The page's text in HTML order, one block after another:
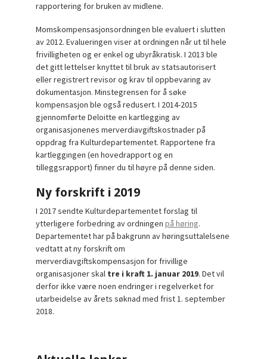
rapportering for bruken av midlene.
Momskompensasjonsordningen ble evaluert i slutten
av 2012. Evalueringen viser at ordningen når ut til hele
frivilligheten og er enkel og ubyråkratisk. I 2013 ble
det gitt lettelser knyttet til bruk av statsautorisert
eller registrert revisor og krav til oppbevaring av
dokumentasjon. Minstegrensen for å søke
kompensasjon ble også redusert. I 2014-2015
gjennomførte Deloitte en kartlegging av
organisasjonenes merverdiavgiftskostnader på
oppdrag fra Kulturdepartementet. Rapportene fra
kartleggingen (en hovedrapport og en
tilleggsrapport) finner du til høyre på denne siden.
Ny forskrift i 2019
I 2017 sendte Kulturdepartementet forslag til
ytterligere forbedring av ordningenpå høring.
Departementet har på bakgrunn av høringsuttalelsene
vedtatt at ny forskrift om
merverdiavgiftskompensasjon for frivillige
organisasjoner skal tre i kraft 1. januar 2019. Det vil
derfor ikke være noen endringer i regelverket for
utarbeidelse av årets søknad med frist 1. september
2018.